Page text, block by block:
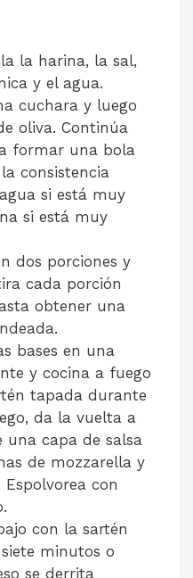
la harina, la sal,
y el agua.
cuchara y luego
oliva. Continúa
formar una bola
consistencia
si está muy
si está muy
dos porciones y
cada porción
obtener una
bases en una
y cocina a fuego
tapada durante
da la vuelta a
una capa de salsa
de mozzarella y
con
con la sartén
minutos o
se derrita